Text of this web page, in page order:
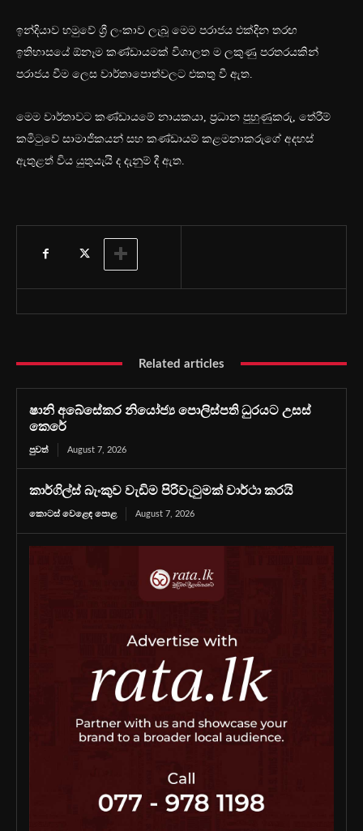
ඉන්දියාව හමුවේ ශ්‍රී ලංකාව ලැබූ මෙම පරාජය එක්දින තරඟ
ඉතිහාසයේ ඕනෑම කණ්ඩායමක් විශාලත ම ලකුණු පරතරයකින්
පරාජය වීම ලෙස වාර්තාපොත්වලට එකතු වී ඇත.
මෙම වාර්තාවට කණ්ඩායමේ නායකයා, ප්‍රධාන පුහුණුකරු, තේරීම්
කමිටුවේ සාමාජිකයන් සහ කණ්ඩායම් කළමනාකරුගේ අදහස්
ඇතුළත් විය යුතුයැයි ද දැනුම් දී ඇත.
Related articles
ෂානි අබේසේකර නියෝජ්‍ය පොලිස්පති ධුරයට උසස්
කෙරේ
පුවත් August 7, 2026
කාර්ගිල්ස් බැංකුව වැඩිම පිරිවැටුමක් වාර්ථා කරයි
කොටස් වෙළෙඳ පොළ August 7, 2026